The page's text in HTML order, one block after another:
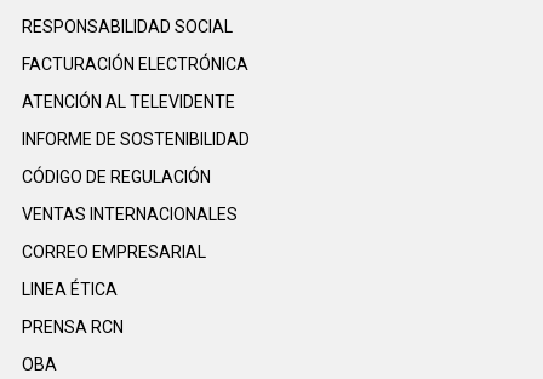
RESPONSABILIDAD SOCIAL
FACTURACIÓN ELECTRÓNICA
ATENCIÓN AL TELEVIDENTE
INFORME DE SOSTENIBILIDAD
CÓDIGO DE REGULACIÓN
VENTAS INTERNACIONALES
CORREO EMPRESARIAL
LINEA ÉTICA
PRENSA RCN
OBA